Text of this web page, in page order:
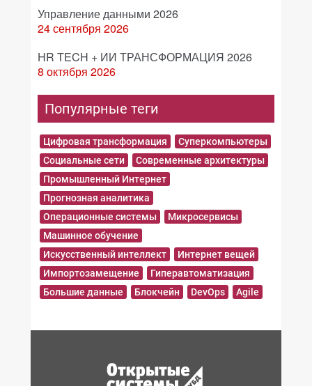
Управление данными 2026
24 сентября 2026
HR TECH + ИИ ТРАНСФОРМАЦИЯ 2026
8 октября 2026
Популярные теги
Цифровая трансформация
Суперкомпьютеры
Социальные сети
Современные архитектуры
Промышленный Интернет
Прогнозная аналитика
Операционные системы
Микросервисы
Машинное обучение
Искусственный интеллект
Интернет вещей
Импортозамещение
Гиперавтоматизация
Большие данные
Блокчейн DevOps Agile